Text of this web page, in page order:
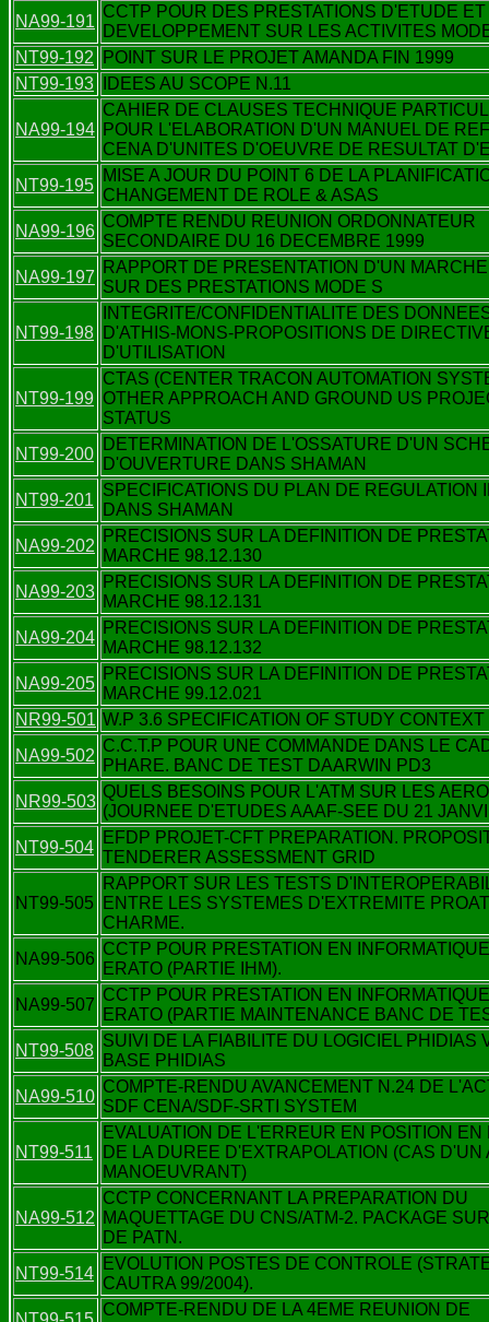
NA99-191
CCTP POUR DES PRESTATIONS D'ETUDE ET
DEVELOPPEMENT SUR LES ACTIVITES
NT99-192
POINT SUR LE PROJET AMANDA FIN 1999
NT99-193
IDEES AU SCOPE N.11
NA99-194
CAHIER DE CLAUSES TECHNIQUE
POUR L'ELABORATION D'UN MANUEL DE
CENA D'UNITES D'OEUVRE DE RESULTAT
NT99-195
MISE A JOUR DU POINT 6 DE LA
CHANGEMENT DE ROLE & ASAS
NA99-196
COMPTE RENDU REUNION ORDONNATEUR
SECONDAIRE DU 16 DECEMBRE 1999
NA99-197
RAPPORT DE PRESENTATION D'UN
SUR DES PRESTATIONS MODE S
NT99-198
INTEGRITE/CONFIDENTIALITE DES
D'ATHIS-MONS-PROPOSITIONS DE
D'UTILISATION
NT99-199
CTAS (CENTER TRACON AUTOMATION
OTHER APPROACH AND GROUND US
STATUS
NT99-200
DETERMINATION DE L'OSSATURE D'UN
D'OUVERTURE DANS SHAMAN
NT99-201
SPECIFICATIONS DU PLAN DE REGULATION
DANS SHAMAN
NA99-202
PRECISIONS SUR LA DEFINITION DE
MARCHE 98.12.130
NA99-203
PRECISIONS SUR LA DEFINITION DE
MARCHE 98.12.131
NA99-204
PRECISIONS SUR LA DEFINITION DE
MARCHE 98.12.132
NA99-205
PRECISIONS SUR LA DEFINITION DE
MARCHE 99.12.021
NR99-501 W.P 3.6 SPECIFICATION OF STUDY CONTEXT
NA99-502
C.C.T.P POUR UNE COMMANDE DANS LE
PHARE. BANC DE TEST DAARWIN PD3
NR99-503
QUELS BESOINS POUR L'ATM SUR LES
(JOURNEE D'ETUDES AAAF-SEE DU 21
NT99-504
EFDP PROJET-CFT PREPARATION.
TENDERER ASSESSMENT GRID
NT99-505
RAPPORT SUR LES TESTS
ENTRE LES SYSTEMES D'EXTREMITE
CHARME.
NA99-506
CCTP POUR PRESTATION EN
ERATO (PARTIE IHM).
NA99-507
CCTP POUR PRESTATION EN
ERATO (PARTIE MAINTENANCE BANC DE
NT99-508
SUIVI DE LA FIABILITE DU LOGICIEL PHIDIAS
BASE PHIDIAS
NA99-510
COMPTE-RENDU AVANCEMENT N.24 DE
SDF CENA/SDF-SRTI SYSTEM
NT99-511
EVALUATION DE L'ERREUR EN POSITION EN
DE LA DUREE D'EXTRAPOLATION (CAS D'UN
MANOEUVRANT)
NA99-512
CCTP CONCERNANT LA PREPARATION DU
MAQUETTAGE DU CNS/ATM-2. PACKAGE
DE PATN.
NT99-514
EVOLUTION POSTES DE CONTROLE
CAUTRA 99/2004).
COMPTE-RENDU DE LA 4EME REUNION DE